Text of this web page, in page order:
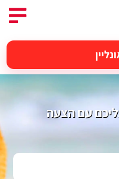
עם הצעה